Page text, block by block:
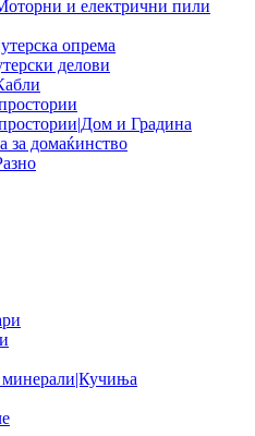
и електрични пили
опрема
делови
и Градина
за домаќинство